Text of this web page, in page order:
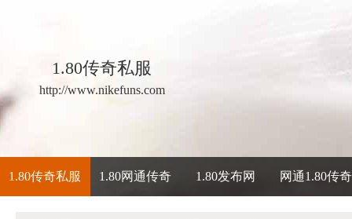
1.80传奇私服
http://www.nikefuns.com
1.80传奇私服 1.80网通传奇 1.80发布网 网通1.80传奇